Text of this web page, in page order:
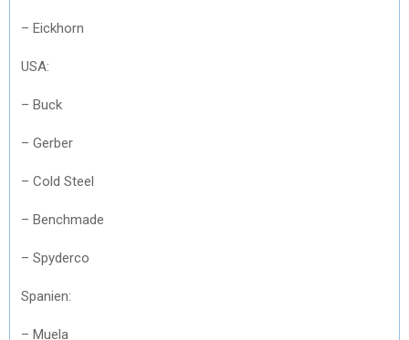
– Eickhorn
USA:
– Buck
– Gerber
– Cold Steel
– Benchmade
– Spyderco
Spanien:
– Muela